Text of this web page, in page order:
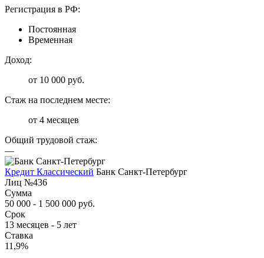
Регистрация в РФ:
Постоянная
Временная
Доход:
от 10 000 руб.
Стаж на последнем месте:
от 4 месяцев
Общий трудовой стаж:
—
Кредит Классический Банк Санкт-Петербург
Лиц №436
Сумма
50 000 - 1 500 000 руб.
Срок
13 месяцев - 5 лет
Ставка
11,9%